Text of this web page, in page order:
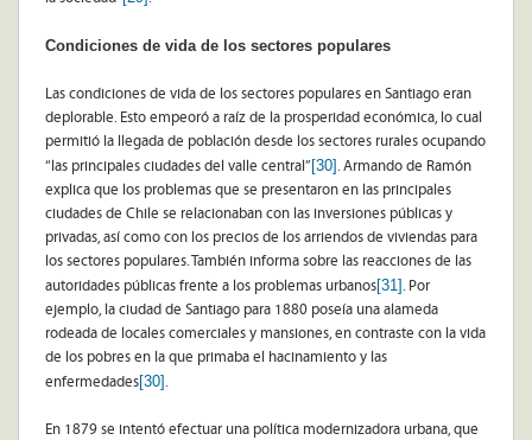
Condiciones de vida de los sectores populares
Las condiciones de vida de los sectores populares en Santiago eran
deplorable. Esto empeoró a raíz de la prosperidad económica, lo cual
permitió la llegada de población desde los sectores rurales ocupando
“las principales ciudades del valle central” [30]. Armando de Ramón
explica que los problemas que se presentaron en las principales
ciudades de Chile se relacionaban con las inversiones públicas y
privadas, así como con los precios de los arriendos de viviendas para
los sectores populares. También informa sobre las reacciones de las
autoridades públicas frente a los problemas urbanos[31]. Por
ejemplo, la ciudad de Santiago para 1880 poseía una alameda
rodeada de locales comerciales y mansiones, en contraste con la vida
de los pobres en la que primaba el hacinamiento y las
enfermedades[30].
En 1879 se intentó efectuar una política modernizadora urbana, que